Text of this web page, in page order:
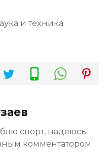
и техника
спорт, надеюсь
комментатором